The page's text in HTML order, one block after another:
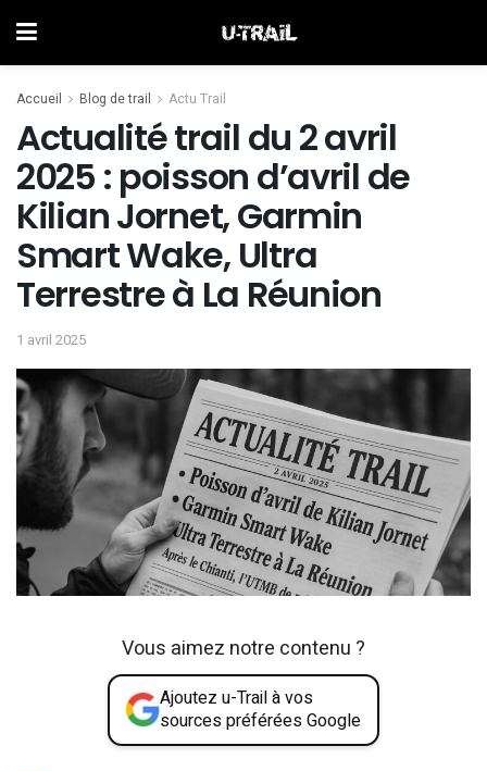
Accueil Blog de trail Actu Trail
Actualité trail du 2 avril
2025 : poisson d’avril de
Kilian Jornet, Garmin
Smart Wake, Ultra
Terrestre à La Réunion
1 avril 2025
Vous aimez notre contenu ?
Ajoutez u-Trail à vos
sources préférées Google